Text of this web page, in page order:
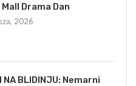
Drama Dan
2026
NA BLIDINJU: Nemarni